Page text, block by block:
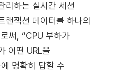
리하는 실시간 세션
랜잭션 데이터를 하나의
써, “CPU 부하가
어떤 URL을
명확히 답할 수